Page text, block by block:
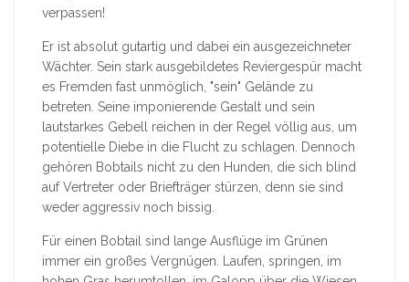
verpassen!
Er ist absolut gutartig und dabei ein ausgezeichneter
Wächter. Sein stark ausgebildetes Reviergespür macht
es Fremden fast unmöglich, "sein" Gelände zu
betreten. Seine imponierende Gestalt und sein
lautstarkes Gebell reichen in der Regel völlig aus, um
potentielle Diebe in die Flucht zu schlagen. Dennoch
gehören Bobtails nicht zu den Hunden, die sich blind
auf Vertreter oder Briefträger stürzen, denn sie sind
weder aggressiv noch bissig.
Für einen Bobtail sind lange Ausflüge im Grünen
immer ein großes Vergnügen. Laufen, springen, im